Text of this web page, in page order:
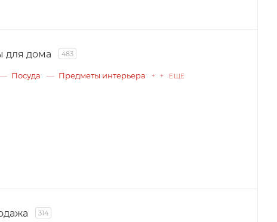
для дома 483
Посуда Предметы интерьера + + ЕЩЕ
314